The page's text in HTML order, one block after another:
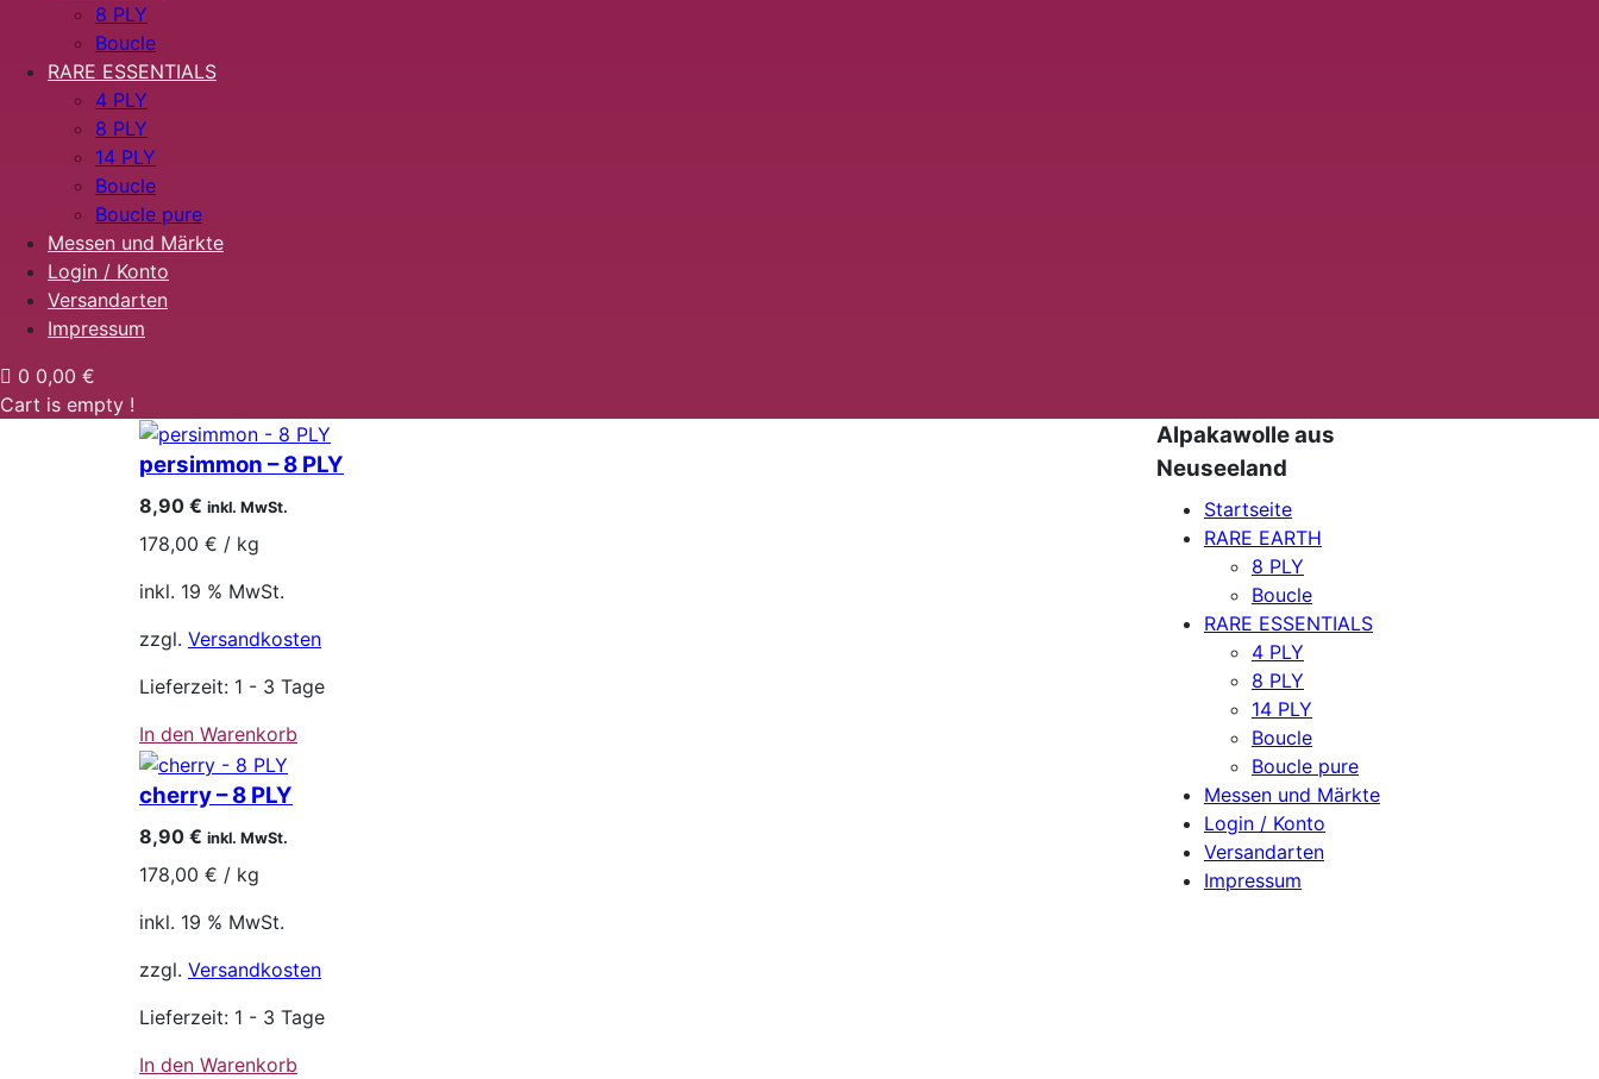
8 PLY
Boucle
RARE ESSENTIALS
4 PLY
8 PLY
14 PLY
Boucle
Boucle pure
Messen und Märkte
Login / Konto
Versandarten
Impressum
0 0,00 €
Cart is empty !
persimmon – 8 PLY
8,90 € inkl. MwSt.
178,00 € / kg
inkl. 19 % MwSt.
zzgl. Versandkosten
Lieferzeit: 1 - 3 Tage
In den Warenkorb
cherry – 8 PLY
8,90 € inkl. MwSt.
178,00 € / kg
inkl. 19 % MwSt.
zzgl. Versandkosten
Lieferzeit: 1 - 3 Tage
In den Warenkorb
Alpakawolle aus
Neuseeland
Startseite
RARE EARTH
8 PLY
Boucle
RARE ESSENTIALS
4 PLY
8 PLY
14 PLY
Boucle
Boucle pure
Messen und Märkte
Login / Konto
Versandarten
Impressum